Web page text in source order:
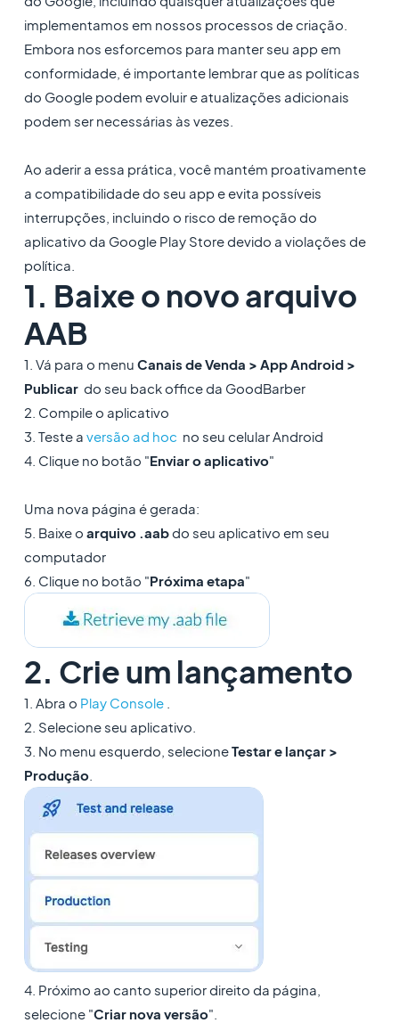
implementamos em nossos processos de criação.
Embora nos esforcemos para manter seu app em
conformidade, é importante lembrar que as políticas
do Google podem evoluir e atualizações adicionais
podem ser necessárias às vezes.
Ao aderir a essa prática, você mantém proativamente
a compatibilidade do seu app e evita possíveis
interrupções, incluindo o risco de remoção do
aplicativo da Google Play Store devido a violações de
política.
1. Baixe o novo arquivo
AAB
1. Vá para o menu Canais de Venda > App Android >
Publicar do seu back office da GoodBarber
2. Compile o aplicativo
3. Teste a versão ad hoc no seu celular Android
4. Clique no botão "Enviar o aplicativo"
Uma nova página é gerada:
5. Baixe o arquivo .aabdo seu aplicativo em seu
computador
6. Clique no botão "Próxima etapa"
2. Crie um lançamento
1. Abra o Play Console.
2. Selecione seu aplicativo.
3. No menu esquerdo, selecioneTestar e lançar >
Produção.
4. Próximo ao canto superior direito da página,
selecione "Criar nova versão".